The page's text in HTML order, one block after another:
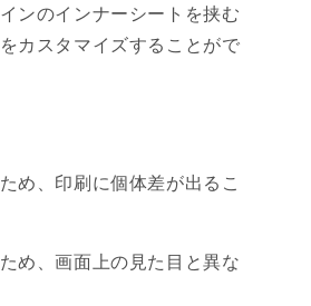
ンのインナーシートを挟む
カスタマイズすることがで
め、印刷に個体差が出るこ
め、画面上の見た目と異な